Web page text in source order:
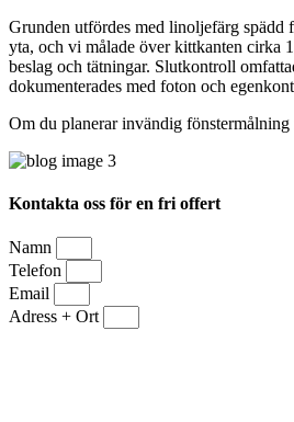
Grunden utfördes med linoljefärg
yta, och vi målade över kittkanten cirka
beslag och tätningar. Slutkontroll
dokumenterades med foton och
Om du planerar invändig
Kontakta oss för en fri offert
Namn
Telefon
Email
Adress + Ort